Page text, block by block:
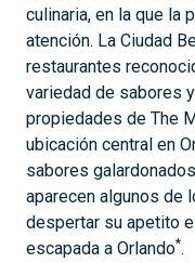
culinaria, en la que la
atención. La Ciudad
restaurantes
variedad de sabores
propiedades de The
ubicación central en
sabores
aparecen algunos de
despertar su apetito
escapada a Orlando*.